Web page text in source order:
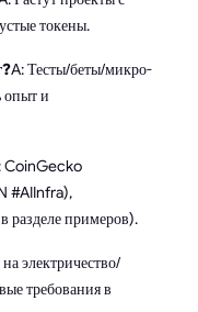
токены.
A: Тесты/беты/микро-
опыт и
CoinGecko
#AIInfra),
разделе примеров).
электричество/
требования в